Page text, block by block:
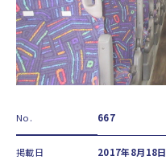
No. 667
掲載日 2017年8月18日